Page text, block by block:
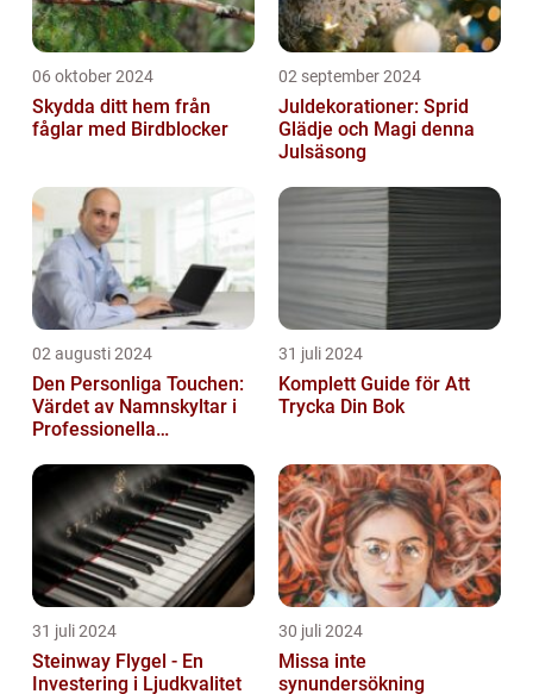
06 oktober 2024
Skydda ditt hem från
fåglar med Birdblocker
02 september 2024
Juldekorationer: Sprid
Glädje och Magi denna
Julsäsong
02 augusti 2024
Den Personliga Touchen:
Värdet av Namnskyltar i
Professionella
31 juli 2024
Komplett Guide för Att
Trycka Din Bok
31 juli 2024
Steinway Flygel - En
Investering i Ljudkvalitet
30 juli 2024
Missa inte
synundersökning